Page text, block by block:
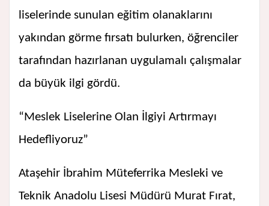
liselerinde sunulan eğitim olanaklarını
yakından görme fırsatı bulurken, öğrenciler
tarafından hazırlanan uygulamalı çalışmalar
da büyük ilgi gördü.
“Meslek Liselerine Olan İlgiyi Artırmayı
Hedefliyoruz”
Ataşehir İbrahim Müteferrika Mesleki ve
Teknik Anadolu Lisesi Müdürü Murat Fırat,